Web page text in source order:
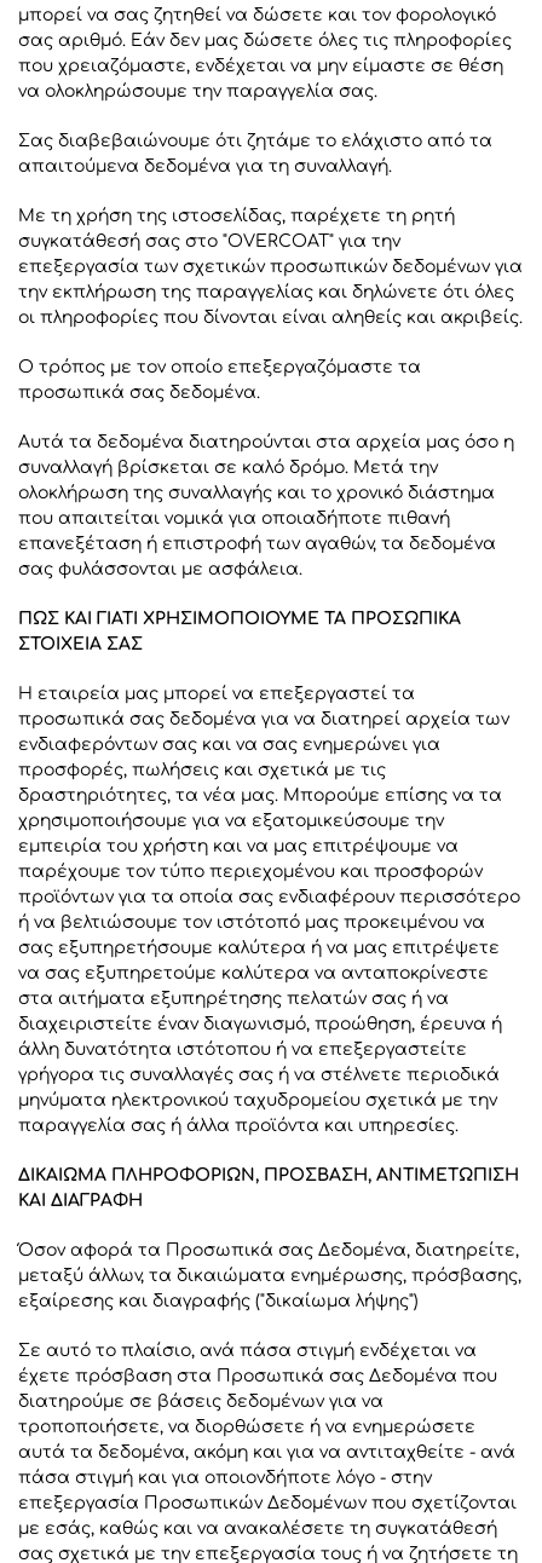
μπορεί να σας ζητηθεί να δώσετε και τον φορολογικό
σας αριθμό. Εάν δεν μας δώσετε όλες τις πληροφορίες
που χρειαζόμαστε, ενδέχεται να μην είμαστε σε θέση
να ολοκληρώσουμε την παραγγελία σας.
Σας διαβεβαιώνουμε ότι ζητάμε το ελάχιστο από τα
απαιτούμενα δεδομένα για τη συναλλαγή.
Με τη χρήση της ιστοσελίδας, παρέχετε τη ρητή
συγκατάθεσή σας στο "OVERCOAT" για την
επεξεργασία των σχετικών προσωπικών δεδομένων για
την εκπλήρωση της παραγγελίας και δηλώνετε ότι όλες
οι πληροφορίες που δίνονται είναι αληθείς και ακριβείς.
Ο τρόπος με τον οποίο επεξεργαζόμαστε τα
προσωπικά σας δεδομένα.
Αυτά τα δεδομένα διατηρούνται στα αρχεία μας όσο η
συναλλαγή βρίσκεται σε καλό δρόμο. Μετά την
ολοκλήρωση της συναλλαγής και το χρονικό διάστημα
που απαιτείται νομικά για οποιαδήποτε πιθανή
επανεξέταση ή επιστροφή των αγαθών, τα δεδομένα
σας φυλάσσονται με ασφάλεια.
ΠΩΣ ΚΑΙ ΓΙΑΤΙ ΧΡΗΣΙΜΟΠΟΙΟΥΜΕ ΤΑ ΠΡΟΣΩΠΙΚΑ
ΣΤΟΙΧΕΙΑ ΣΑΣ
Η εταιρεία μας μπορεί να επεξεργαστεί τα
προσωπικά σας δεδομένα για να διατηρεί αρχεία των
ενδιαφερόντων σας και να σας ενημερώνει για
προσφορές, πωλήσεις και σχετικά με τις
δραστηριότητες, τα νέα μας. Μπορούμε επίσης να τα
χρησιμοποιήσουμε για να εξατομικεύσουμε την
εμπειρία του χρήστη και να μας επιτρέψουμε να
παρέχουμε τον τύπο περιεχομένου και προσφορών
προϊόντων για τα οποία σας ενδιαφέρουν περισσότερο
ή να βελτιώσουμε τον ιστότοπό μας προκειμένου να
σας εξυπηρετήσουμε καλύτερα ή να μας επιτρέψετε
να σας εξυπηρετούμε καλύτερα να ανταποκρίνεστε
στα αιτήματα εξυπηρέτησης πελατών σας ή να
διαχειριστείτε έναν διαγωνισμό, προώθηση, έρευνα ή
άλλη δυνατότητα ιστότοπου ή να επεξεργαστείτε
γρήγορα τις συναλλαγές σας ή να στέλνετε περιοδικά
μηνύματα ηλεκτρονικού ταχυδρομείου σχετικά με την
παραγγελία σας ή άλλα προϊόντα και υπηρεσίες.
ΔΙΚΑΙΩΜΑ ΠΛΗΡΟΦΟΡΙΩΝ, ΠΡΟΣΒΑΣΗ, ΑΝΤΙΜΕΤΩΠΙΣΗ
ΚΑΙ ΔΙΑΓΡΑΦΗ
Όσον αφορά τα Προσωπικά σας Δεδομένα, διατηρείτε,
μεταξύ άλλων, τα δικαιώματα ενημέρωσης, πρόσβασης,
εξαίρεσης και διαγραφής ("δικαίωμα λήψης")
Σε αυτό το πλαίσιο, ανά πάσα στιγμή ενδέχεται να
έχετε πρόσβαση στα Προσωπικά σας Δεδομένα που
διατηρούμε σε βάσεις δεδομένων για να
τροποποιήσετε, να διορθώσετε ή να ενημερώσετε
αυτά τα δεδομένα, ακόμη και για να αντιταχθείτε - ανά
πάσα στιγμή και για οποιονδήποτε λόγο - στην
επεξεργασία Προσωπικών Δεδομένων που σχετίζονται
με εσάς, καθώς και να ανακαλέσετε τη συγκατάθεσή
σας σχετικά με την επεξεργασία τους ή να ζητήσετε τη